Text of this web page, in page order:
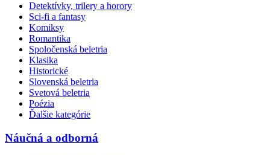
Detektívky, trilery a horory
Sci-fi a fantasy
Komiksy
Romantika
Spoločenská beletria
Klasika
Historické
Slovenská beletria
Svetová beletria
Poézia
Ďalšie kategórie
Náučná a odborná